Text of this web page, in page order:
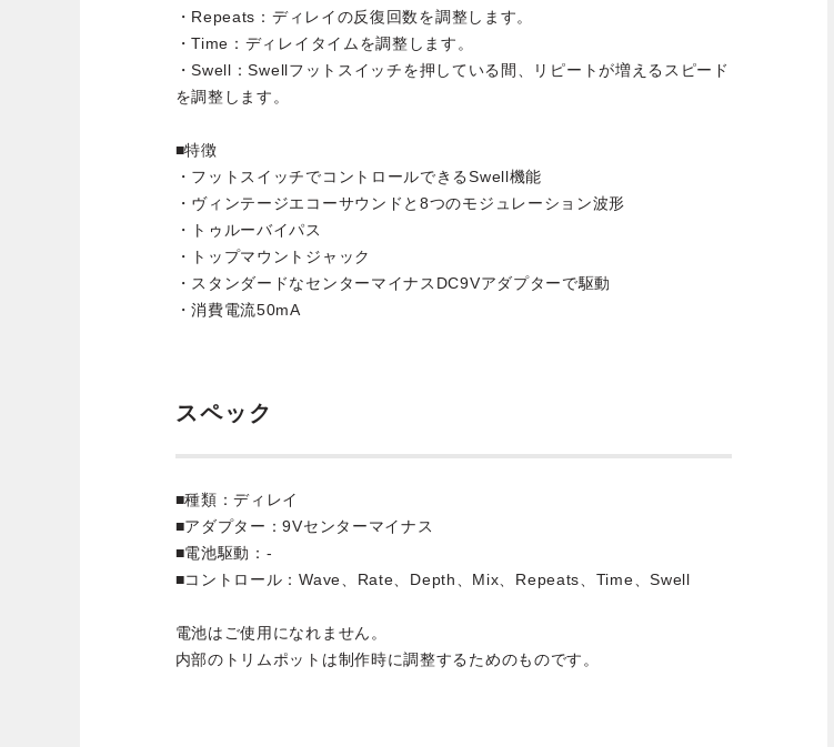
・Repeats：ディレイの反復回数を調整します。
・Time：ディレイタイムを調整します。
・Swell：Swellフットスイッチを押している間、リピートが増えるスピード
を調整します。
■特徴
・フットスイッチでコントロールできるSwell機能
・ヴィンテージエコーサウンドと8つのモジュレーション波形
・トゥルーバイパス
・トップマウントジャック
・スタンダードなセンターマイナスDC9Vアダプターで駆動
・消費電流50mA
スペック
■種類：ディレイ
■アダプター：9Vセンターマイナス
■電池駆動：-
■コントロール：Wave、Rate、Depth、Mix、Repeats、Time、Swell
電池はご使用になれません。
内部のトリムポットは制作時に調整するためのものです。